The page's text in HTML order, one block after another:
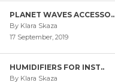
PLANET WAVES ACCESSO..
By Klara Skaza
17 September, 2019
HUMIDIFIERS FOR INST..
By Klara Skaza